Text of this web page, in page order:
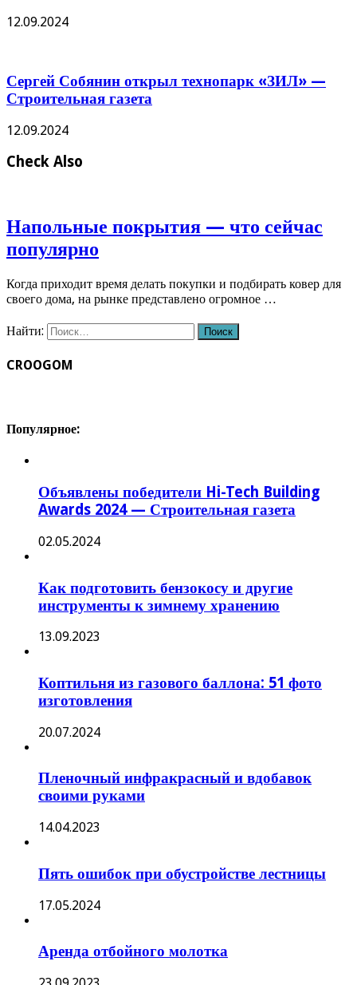
12.09.2024
Сергей Собянин открыл технопарк «ЗИЛ» —
Строительная газета
12.09.2024
Check Also
Напольные покрытия — что сейчас
популярно
Когда приходит время делать покупки и подбирать ковер для
своего дома, на рынке представлено огромное …
Найти:
CROOGOM
Популярное:
Объявлены победители Hi-Tech Building
Awards 2024 — Строительная газета
02.05.2024
Как подготовить бензокосу и другие
инструменты к зимнему хранению
13.09.2023
Коптильня из газового баллона: 51 фото
изготовления
20.07.2024
Пленочный инфракрасный и вдобавок
своими руками
14.04.2023
Пять ошибок при обустройстве лестницы
17.05.2024
Аренда отбойного молотка